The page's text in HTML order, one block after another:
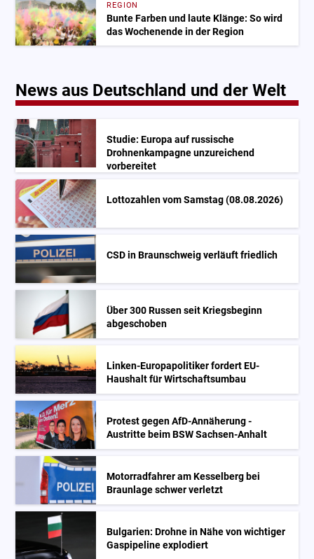
REGION
Bunte Farben und laute Klänge: So wird
das Wochenende in der Region
News aus Deutschland und der Welt
Studie: Europa auf russische
Drohnenkampagne unzureichend
vorbereitet
Lottozahlen vom Samstag (08.08.2026)
CSD in Braunschweig verläuft friedlich
Über 300 Russen seit Kriegsbeginn
abgeschoben
Linken-Europapolitiker fordert EU-
Haushalt für Wirtschaftsumbau
Protest gegen AfD-Annäherung -
Austritte beim BSW Sachsen-Anhalt
Motorradfahrer am Kesselberg bei
Braunlage schwer verletzt
Bulgarien: Drohne in Nähe von wichtiger
Gaspipeline explodiert